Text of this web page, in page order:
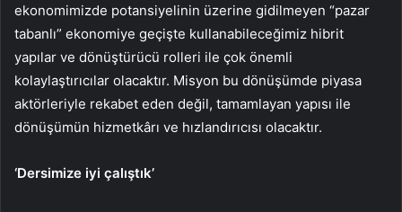
ekonomimizde potansiyelinin üzerine gidilmeyen “pazar
tabanlı” ekonomiye geçişte kullanabileceğimiz hibrit
yapılar ve dönüştürücü rolleri ile çok önemli
kolaylaştırıcılar olacaktır. Misyon bu dönüşümde piyasa
aktörleriyle rekabet eden değil, tamamlayan yapısı ile
dönüşümün hizmetkârı ve hızlandırıcısı olacaktır.
‘Dersimize iyi çalıştık’